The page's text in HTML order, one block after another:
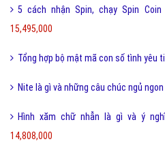
5 cách nhận Spin, chạy Spin
15,495,000
Tổng hợp bộ mật mã con số tình yêu
Nite là gì và những câu chúc ngủ
Hình xăm chữ nhẫn là gì và ý
14,808,000